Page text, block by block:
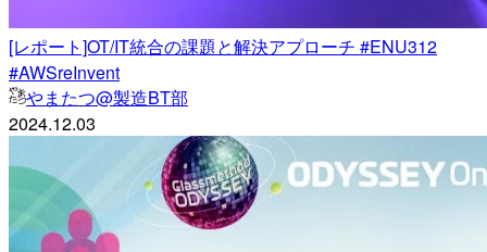
[レポート]OT/IT統合の課題と解決アプローチ #ENU312
#AWSreInvent
やまたつ@製造BT部
2024.12.03